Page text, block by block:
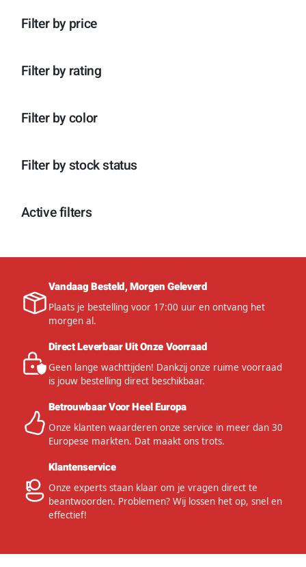
Filter by price
Filter by rating
Filter by color
Filter by stock status
Active filters
Vandaag Besteld, Morgen Geleverd
Plaats je bestelling voor 17:00 uur en ontvang het
morgen al.
Direct Leverbaar Uit Onze Voorraad
Geen lange wachttijden! Dankzij onze ruime voorraad
is jouw bestelling direct beschikbaar.
Betrouwbaar Voor Heel Europa
Onze klanten waarderen onze service in meer dan 30
Europese markten. Dat maakt ons trots.
Klantenservice
Onze experts staan klaar om je vragen direct te
beantwoorden. Problemen? Wij lossen het op, snel en
effectief!